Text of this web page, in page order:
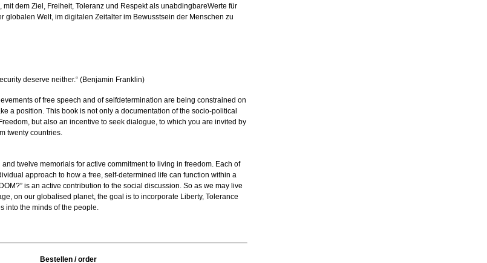
dem Ziel, Freiheit, Toleranz und Respekt als unabdingbareWerte für
globalen Welt, im digitalen Zeitalter im Bewusstsein der Menschen zu
deserve neither.“ (Benjamin Franklin)
of free speech and of selfdetermination are being constrained on
a position. This book is not only a documentation of the socio-political
but also an incentive to seek dialogue, to which you are invited by
twenty countries.
twelve memorials for active commitment to living in freedom. Each of
approach to how a free, self-determined life can function within a
is an active contribution to the social discussion. So as we may live
on our globalised planet, the goal is to incorporate Liberty, Tolerance
into the minds of the people.
Bestellen / order